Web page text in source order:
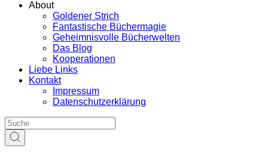
About
Goldener Strich
Fantastische Büchermagie
Geheimnisvolle Bücherwelten
Das Blog
Kooperationen
Liebe Links
Kontakt
Impressum
Datenschutzerklärung